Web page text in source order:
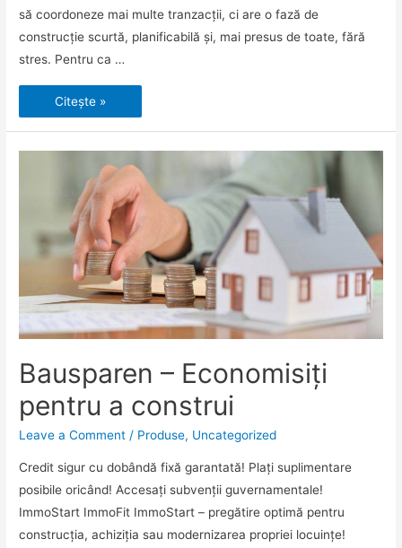
să coordoneze mai multe tranzacții, ci are o fază de
construcție scurtă, planificabilă și, mai presus de toate, fără
stres. Pentru ca …
FingerHaus
–
Mutați-
va
în
Citește »
Bausparen – Economisiți
pentru a construi
Leave a Comment / Produse, Uncategorized
Credit sigur cu dobândă fixă garantată! Plați suplimentare
posibile oricând! Accesați subvenții guvernamentale!
ImmoStart ImmoFit ImmoStart – pregătire optimă pentru
construcția, achiziția sau modernizarea propriei locuințe!